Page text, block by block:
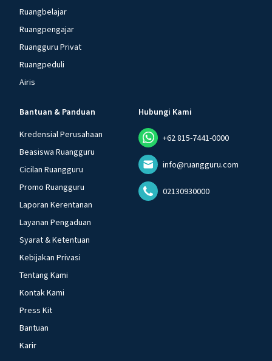
Ruangbelajar
Ruangpengajar
Ruangguru Privat
Ruangpeduli
Airis
Bantuan & Panduan
Kredensial Perusahaan
Beasiswa Ruangguru
Cicilan Ruangguru
Promo Ruangguru
Laporan Kerentanan
Layanan Pengaduan
Syarat & Ketentuan
Kebijakan Privasi
Tentang Kami
Kontak Kami
Press Kit
Bantuan
Karir
Hubungi Kami
+62 815-7441-0000
info@ruangguru.com
02130930000